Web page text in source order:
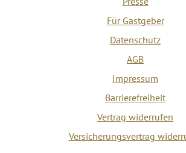
Für Gastgeber
Datenschutz
AGB
Impressum
Barrierefreiheit
Vertrag widerrufen
Versicherungsvertrag